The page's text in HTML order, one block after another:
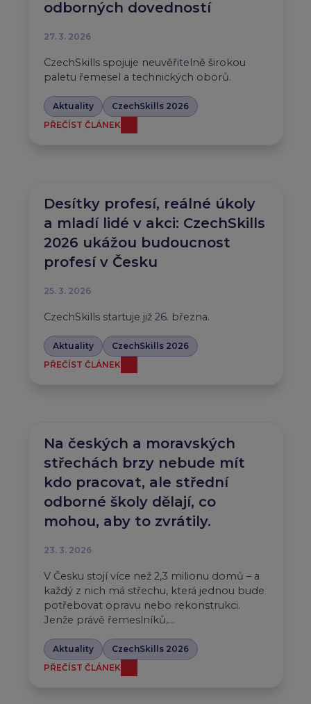
odborných dovedností
27. 3. 2026
CzechSkills spojuje neuvěřitelně širokou
paletu řemesel a technických oborů.
Aktuality
CzechSkills 2026
PŘEČÍST ČLÁNEK
Desítky profesí, reálné úkoly
a mladí lidé v akci: CzechSkills
2026 ukážou budoucnost
profesí v Česku
25. 3. 2026
CzechSkills startuje již 26. března.
Aktuality
CzechSkills 2026
PŘEČÍST ČLÁNEK
Na českých a moravských
střechách brzy nebude mít
kdo pracovat, ale střední
odborné školy dělají, co
mohou, aby to zvrátily.
23. 3. 2026
V Česku stojí více než 2,3 milionu domů – a
každý z nich má střechu, která jednou bude
potřebovat opravu nebo rekonstrukci.
Jenže právě řemeslníků,…
Aktuality
CzechSkills 2026
PŘEČÍST ČLÁNEK